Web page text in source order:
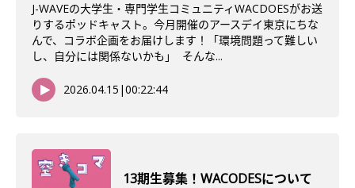
J-WAVEの大学生・専門学生コミュニティWACDOESがお送
りするポッドキャスト。今月開催のアースデイ東京にちな
んで、コラボ企画をお届けします！「環境問題って難しい
し、自分には関係ないかも」 そんな...
2026.04.15 |00:22:44
13期生募集！WACODESについて